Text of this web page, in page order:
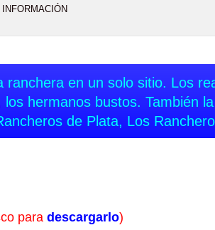
INFORMACIÓN
ranchera en un solo sitio. Los
hermanos bustos. También
de Plata, Los
para descargarlo)